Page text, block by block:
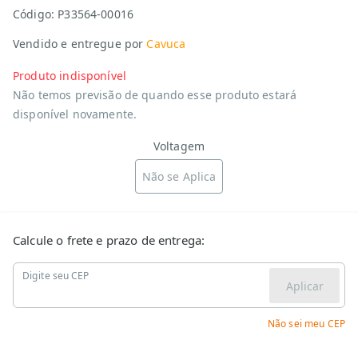
Código: P33564-00016
Vendido e entregue por Cavuca
Produto indisponível
Não temos previsão de quando esse produto estará
disponível novamente.
Voltagem
Não se Aplica
Calcule o frete e prazo de entrega:
Digite seu CEP
Aplicar
Não sei meu CEP